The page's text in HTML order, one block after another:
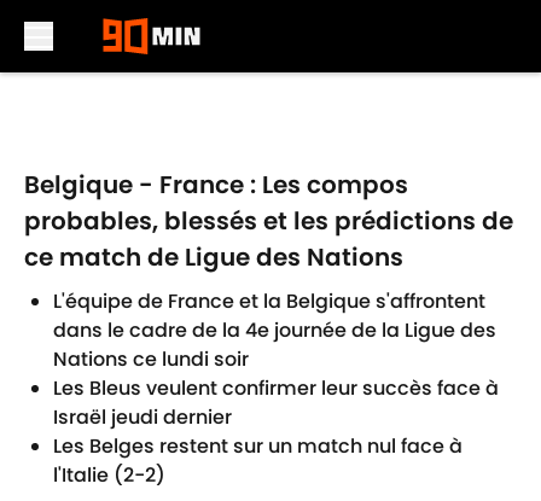
Belgique - France : Les compos
probables, blessés et les prédictions de
ce match de Ligue des Nations
L'équipe de France et la Belgique s'affrontent
dans le cadre de la 4e journée de la Ligue des
Nations ce lundi soir
Les Bleus veulent confirmer leur succès face à
Israël jeudi dernier
Les Belges restent sur un match nul face à
l'Italie (2-2)